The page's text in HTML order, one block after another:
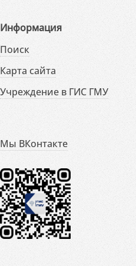
Информация
Поиск
Карта сайта
Учреждение в ГИС ГМУ
Мы ВКонтакте